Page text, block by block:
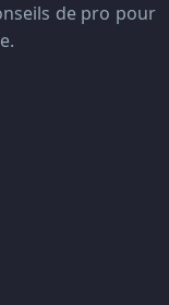
de pro pour